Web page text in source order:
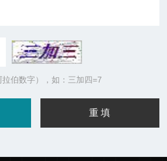
伯数字），如：三加四=7